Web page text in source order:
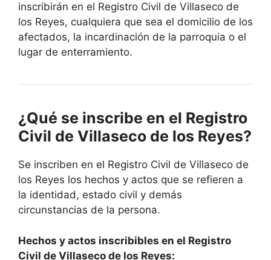
inscribirán en el Registro Civil de Villaseco de
los Reyes, cualquiera que sea el domicilio de los
afectados, la incardinación de la parroquia o el
lugar de enterramiento.
¿Qué se inscribe en el Registro
Civil de Villaseco de los Reyes?
Se inscriben en el Registro Civil de Villaseco de
los Reyes los hechos y actos que se refieren a
la identidad, estado civil y demás
circunstancias de la persona.
Hechos y actos inscribibles en el Registro
Civil de Villaseco de los Reyes: